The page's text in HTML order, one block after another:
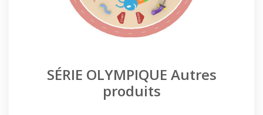
SÉRIE OLYMPIQUE Autres
produits